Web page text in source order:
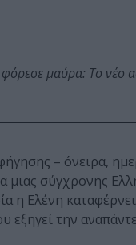
μαύρα: Το νέο
– όνειρα,
μιας σύγχρονης
η Ελένη
εξηγεί την